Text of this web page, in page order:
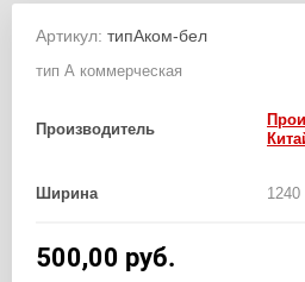
Артикул: типАком-бел
тип А коммерческая
Производитель
Ширина
500,00 руб.